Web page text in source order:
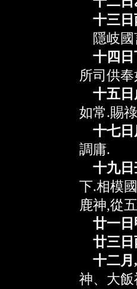
十三
隱岐國
十四日
所司供
十五日
如常.賜
十七
調庸.
十九日
下.相模
鹿神,從
廿一
廿三
十二月
神、大